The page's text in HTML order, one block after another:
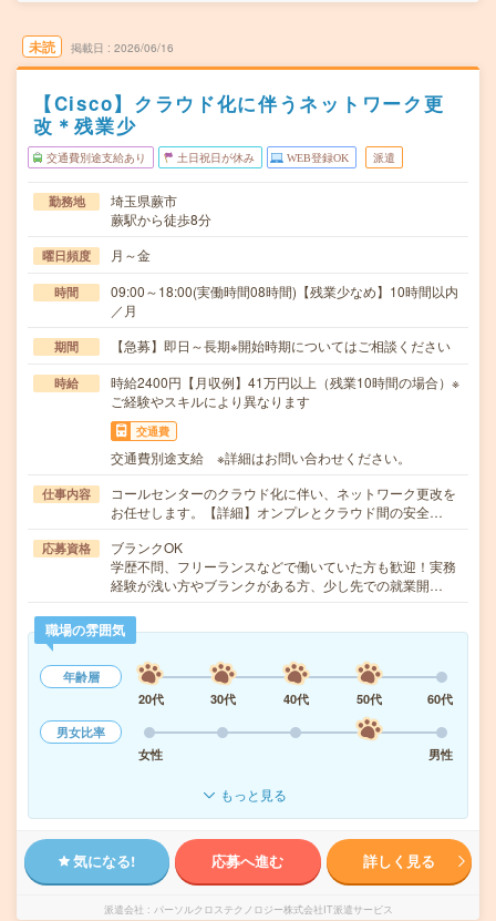
未読 掲載日 2026/06/16
【Cisco】クラウド化に伴うネットワーク更
改＊残業少
交通費別途支給あり 土日祝日が休み WEB登録OK 派遣
勤務地
埼玉県蕨市
蕨駅から徒歩8分
曜日頻度 月～金
時間
09:00～18:00(実働時間08時間)【残業少なめ】10時間以内
／月
期間 【急募】即日～長期※開始時期についてはご相談ください
時給
時給2400円【月収例】41万円以上（残業10時間の場合）※
ご経験やスキルにより異なります
交通費
交通費別途支給 ※詳細はお問い合わせください。
仕事内容
コールセンターのクラウド化に伴い、ネットワーク更改を
お任せします。【詳細】オンプレとクラウド間の安全…
応募資格
ブランクOK
学歴不問、フリーランスなどで働いていた方も歓迎！実務
経験が浅い方やブランクがある方、少し先での就業開…
職場の雰囲気
年齢層
20代
30代 40代 50代
60代
男女比率
女性
男性
もっと見る
気になる! 応募へ進む 詳しく見る
派遣会社 パーソルクロステクノロジー株式会社IT派遣サービス